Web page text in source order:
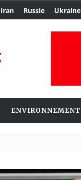
Iran Russie Ukraine
ENVIRONNEMENT